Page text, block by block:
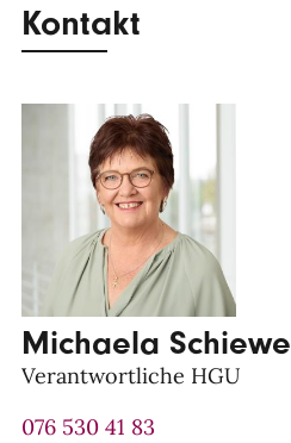
Kontakt
Michaela Schiewe
Verantwortliche HGU
076 530 41 83